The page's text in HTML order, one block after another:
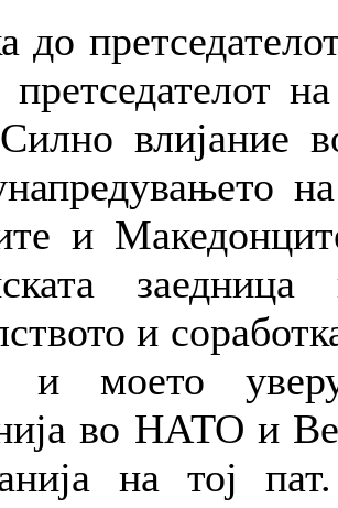
до
влијание
и
и
и моето
во НАТО и
на тој